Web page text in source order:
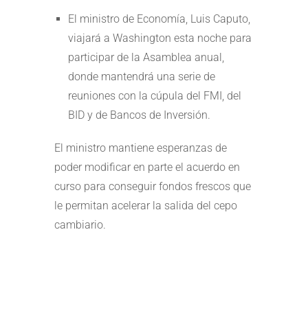
El ministro de Economía, Luis Caputo,
viajará a Washington esta noche para
participar de la Asamblea anual,
donde mantendrá una serie de
reuniones con la cúpula del FMI, del
BID y de Bancos de Inversión.
El ministro mantiene esperanzas de
poder modificar en parte el acuerdo en
curso para conseguir fondos frescos que
le permitan acelerar la salida del cepo
cambiario.